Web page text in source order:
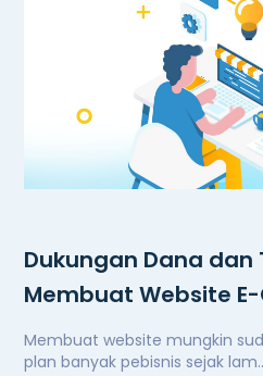
Dukungan Dana dan
Membuat Website
Masa Pandemi
Membuat website mungkin
plan banyak pebisnis sejak